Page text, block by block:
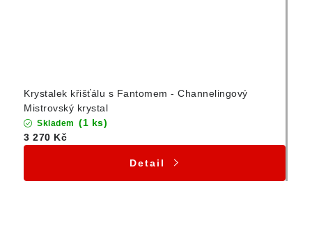
Krystalek křišťálu s Fantomem - Channelingový
Mistrovský krystal
Skladem (1 ks)
3 270 Kč
Detail